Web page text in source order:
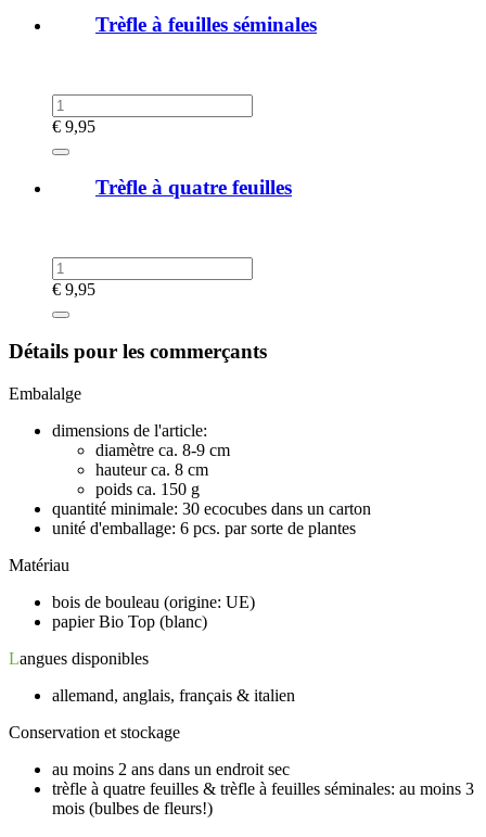
Trèfle à feuilles séminales
€ 9,95
Trèfle à quatre feuilles
€ 9,95
Détails pour les commerçants
Embalalge
dimensions de l'article:
diamètre ca. 8-9 cm
hauteur ca. 8 cm
poids ca. 150 g
quantité minimale: 30 ecocubes dans un carton
unité d'emballage: 6 pcs. par sorte de plantes
Matériau
bois de bouleau (origine: UE)
papier Bio Top (blanc)
Langues disponibles
allemand, anglais, français & italien
Conservation et stockage
au moins 2 ans dans un endroit sec
trèfle à quatre feuilles & trèfle à feuilles séminales: au moins 3
mois (bulbes de fleurs!)